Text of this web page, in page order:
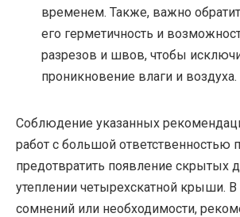
временем. Также, важно
его герметичность и
разрезов и швов, чтобы
проникновение влаги и воздуха.
Соблюдение указанных
работ с большой ответственностью
предотвратить появление скрытых
утеплении четырехскатной крыши. В
сомнений или необходимости,